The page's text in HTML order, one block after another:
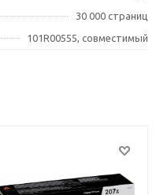
30 000 страниц
101R00555, совместимый